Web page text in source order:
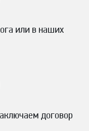
или в наших
договор